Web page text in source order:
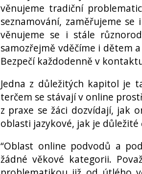
věnujeme tradiční
seznamování, zaměřujeme
věnujeme se i stále
samozřejmě vděčíme i dětem
Bezpečí každodenně v
Jedna z důležitých kapitol je
terčem se stávají v online
z praxe se žáci dozvídají, jak
oblasti jazykové, jak je
“Oblast online podvodů a
žádné věkové kategorii.